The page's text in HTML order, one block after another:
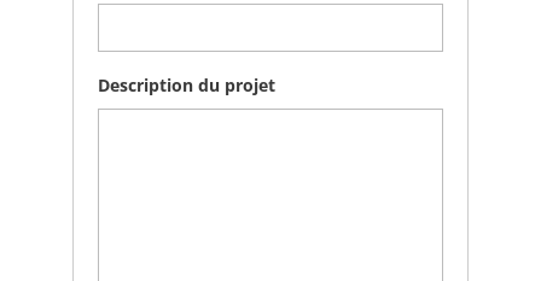
Description du projet